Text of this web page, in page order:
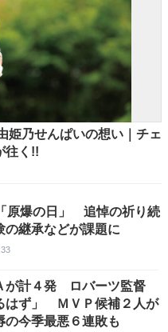
姫乃せんぱいの想い｜チェ
往く!!
原爆の日」 追悼の祈り続
継承などが課題に
が計４発 ロバーツ監督
はず」 ＭＶＰ候補２人が
今季最悪６連敗も